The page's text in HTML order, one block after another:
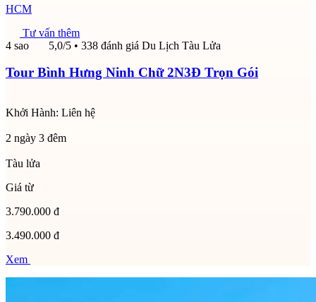
HCM
Tư vấn thêm
4 sao
5,0/5 • 338 đánh giá Du Lịch Tàu Lửa
Tour Bình Hưng Ninh Chữ 2N3Đ Trọn Gói
Khởi Hành: Liên hệ
2 ngày 3 đêm
Tàu lửa
Giá từ
3.790.000 đ
3.490.000 đ
Xem